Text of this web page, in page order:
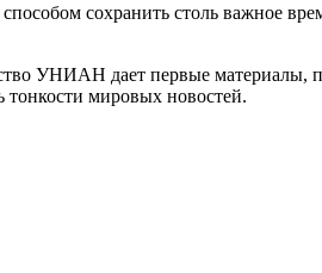
сохранить столь важное
УНИАН дает первые материалы,
тонкости мировых новостей.